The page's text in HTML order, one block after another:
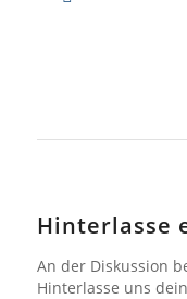
Hinterlasse
An der Diskussion
Hinterlasse uns